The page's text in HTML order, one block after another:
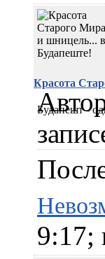
Красота
Будапешт -
9:17;